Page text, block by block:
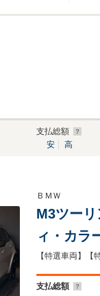
支払総額
安
高
ＢＭＷ
M3ツー
ィ・カラ
ーボン・
ア・トリ
【特選車両】【
支払総額